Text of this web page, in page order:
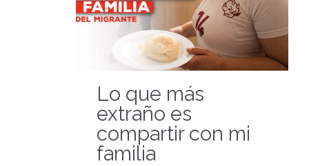
Lo que más
extraño es
compartir con mi
familia